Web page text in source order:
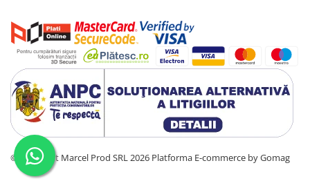
©Copyright Marcel Prod SRL 2026 Platforma E-commerce by Gomag